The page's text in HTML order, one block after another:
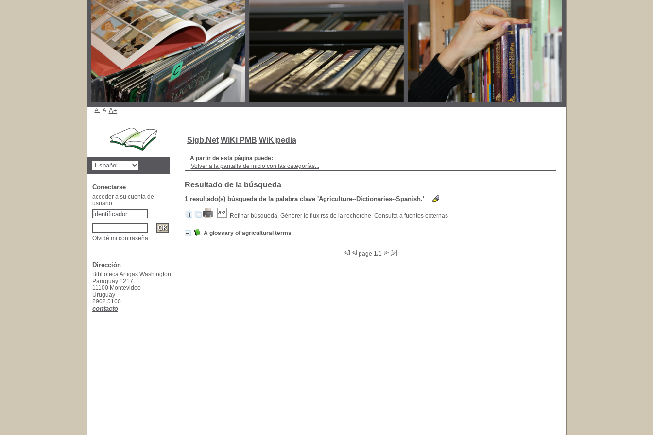
Sigb.Net WiKi PMB WiKipedia
A partir de esta página puede:
Volver a la pantalla de inicio con las categorías...
Resultado de la búsqueda
1 resultado(s) búsqueda de la palabra clave 'Agriculture--Dictionaries--Spanish.'
Refinar búsqueda Générer le flux rss de la recherche Consulta a fuentes externas
A glossary of agricultural terms
page 1/1
A- A A+
Conectarse
acceder a su cuenta de
usuario
Olvidé mi contraseña
Dirección
Biblioteca Artigas Washington
Paraguay 1217
11100 Montevideo
Uruguay
2902 5160
contacto